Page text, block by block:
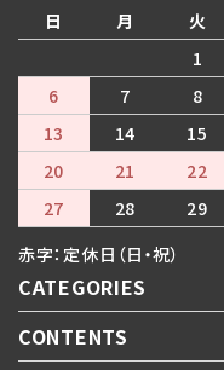
日 月 火
1
6
7 8
13
14 15
20
21 22
27
28 29
赤字：定休日（日・祝）
CATEGORIES
CONTENTS